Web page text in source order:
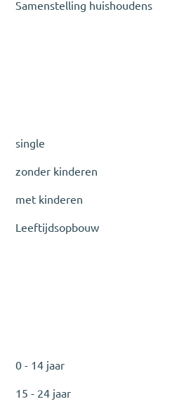
Samenstelling huishoudens
single
zonder kinderen
met kinderen
Leeftijdsopbouw
0 - 14 jaar
15 - 24 jaar